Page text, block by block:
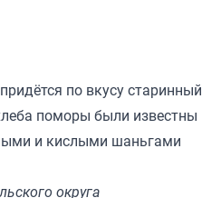
по вкусу старинный
поморы были известны
и кислыми шаньгами
округа